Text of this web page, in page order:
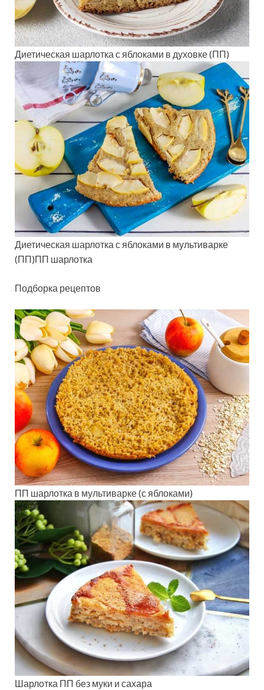
Диетическая шарлотка с яблоками в духовке (ПП)
Диетическая шарлотка с яблоками в мультиварке
(ПП)ПП шарлотка
Подборка рецептов
ПП шарлотка в мультиварке (с яблоками)
Шарлотка ПП без муки и сахара